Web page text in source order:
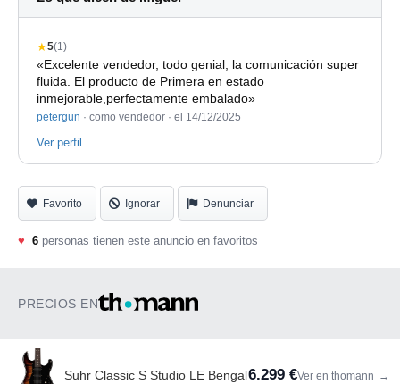
★5(1)
«Excelente vendedor, todo genial, la comunicación super
fluida. El producto de Primera en estado
inmejorable,perfectamente embalado»
petergun · como vendedor · el 14/12/2025
Ver perfil
Favorito Ignorar Denunciar
♥ 6 personas tienen este anuncio en favoritos
PRECIOS EN
Suhr Classic S Studio LE Bengal6.299 €Ver en thomann →